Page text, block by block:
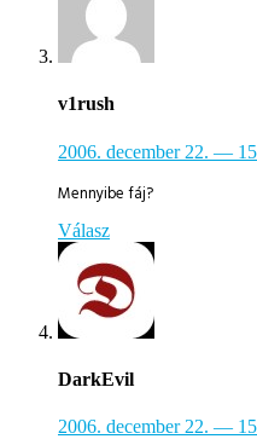
v1rush
2006. december 22. —
Mennyibe fáj?
Válasz
DarkEvil
2006. december 22. —